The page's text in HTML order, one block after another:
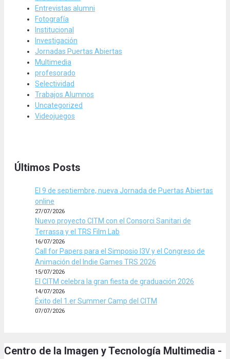
Entrevistas alumni
Fotografía
Institucional
Investigación
Jornadas Puertas Abiertas
Multimedia
profesorado
Selectividad
Trabajos Alumnos
Uncategorized
Videojuegos
Últimos Posts
El 9 de septiembre, nueva Jornada de Puertas Abiertas
online
27/07/2026
Nuevo proyecto CITM con el Consorci Sanitari de
Terrassa y el TRS Film Lab
16/07/2026
Call for Papers para el Simposio I3V y el Congreso de
Animación del Indie Games TRS 2026
15/07/2026
El CITM celebra la gran fiesta de graduación 2026
14/07/2026
Éxito del 1.er Summer Camp del CITM
07/07/2026
Centro de la Imagen y Tecnología Multimedia -